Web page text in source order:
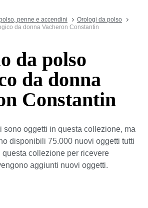
penne e accendini
Orologi da polso
da donna Vacheron Constantin
da polso
da donna
Constantin
sono oggetti in questa collezione, ma
disponibili 75.000 nuovi oggetti tutti
collezione per ricevere
aggiunti nuovi oggetti.